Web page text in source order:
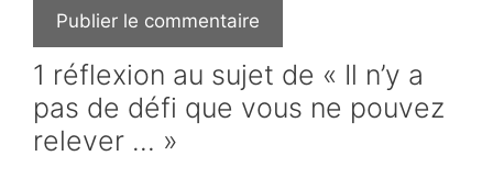
1 réflexion au sujet de « Il n’y a
pas de défi que vous ne pouvez
relever … »